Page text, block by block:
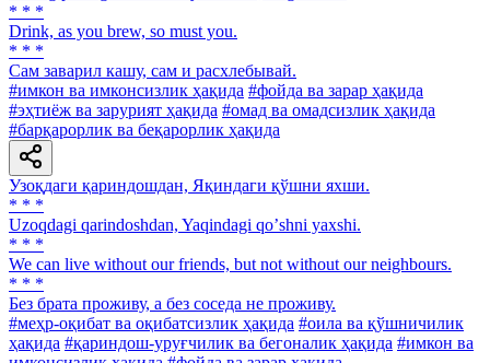
* * *
Drink, аs you brew, so must you.
* * *
Сам заварил кашу, сам и расхлебывай.
#имкон ва имконсизлик ҳақида #фойда ва зарар ҳақида
#эҳтиёж ва зарурият ҳақида #омад ва омадсизлик ҳақида
#барқарорлик ва беқарорлик ҳақида
Узоқдаги қариндошдан, Яқиндаги қўшни яхши.
* * *
Uzoqdagi qarindoshdan, Yaqindagi qoʼshni yaxshi.
* * *
We can live without our friends, but not without our neighbours.
* * *
Без брата проживу, а без соседа не проживу.
#меҳр-оқибат ва оқибатсизлик ҳақида #оила ва қўшничилик
ҳақида #қариндош-уруғчилик ва бегоналик ҳақида #имкон ва